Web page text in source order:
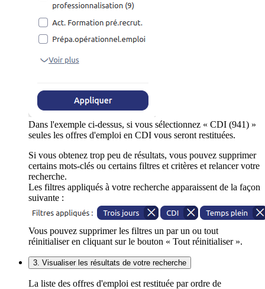
Dans l'exemple ci-dessus, si vous sélectionnez « CDI (941) »
seules les offres d'emploi en CDI vous seront restituées.
Si vous obtenez trop peu de résultats, vous pouvez supprimer
certains mots-clés ou certains filtres et critères et relancer votre
recherche.
Les filtres appliqués à votre recherche apparaissent de la façon
suivante :
Vous pouvez supprimer les filtres un par un ou tout
réinitialiser en cliquant sur le bouton « Tout réinitialiser ».
3. Visualiser les résultats de votre recherche
La liste des offres d'emploi est restituée par ordre de